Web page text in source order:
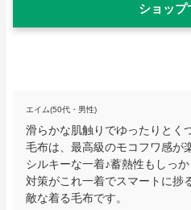
ショップ
エイム(50代・男性)
滑らかな肌触りでゆったりとく
毛布は、最高級のモコフワ感が
シルキーな一着♪蓄熱性もしっ
対策がこれ一着でスマートに捗
敵な着る毛布です。